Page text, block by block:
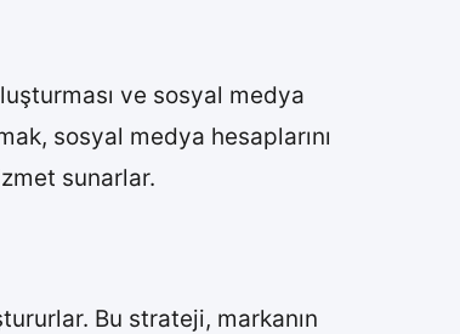
ve sosyal medya
sosyal medya hesaplarını
sunarlar.
Bu strateji, markanın